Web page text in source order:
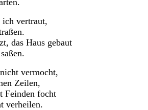
ich vertraut,
das Haus gebaut
vermocht,
Zeilen,
Feinden focht
verheilen.